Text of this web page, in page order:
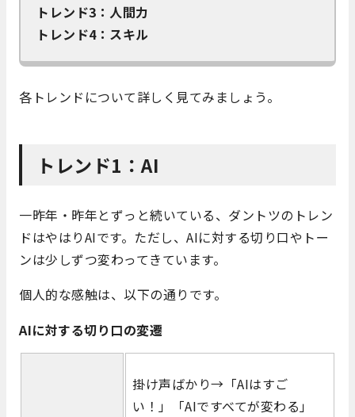
トレンド3：人間力
トレンド4：スキル
各トレンドについて詳しく見てみましょう。
トレンド1：AI
一昨年・昨年とずっと続いている、ダントツのトレン
ドはやはりAIです。ただし、AIに対する切り口やトー
ンは少しずつ変わってきています。
個人的な感触は、以下の通りです。
AIに対する切り口の変遷
掛け声ばかり→「AIはすご
い！」「AIですべてが変わる」